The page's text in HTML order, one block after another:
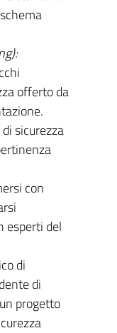
offerto da
sicurezza
con
esperti del
di
di
progetto